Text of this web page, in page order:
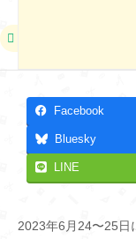
Facebook
Bluesky
LINE
2023年6月24〜25